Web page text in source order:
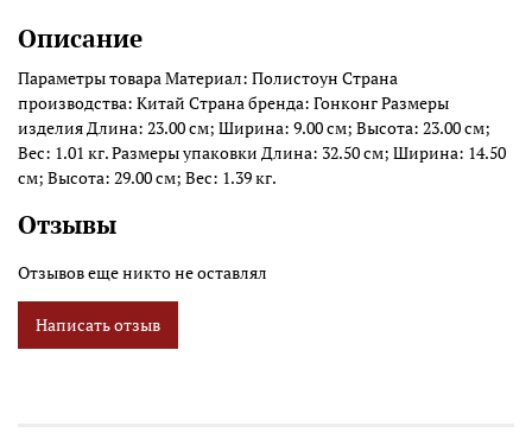
Описание
Параметры товара Материал: Полистоун Страна
производства: Китай Страна бренда: Гонконг Размеры
изделия Длина: 23.00 см; Ширина: 9.00 см; Высота: 23.00 см;
Вес: 1.01 кг. Размеры упаковки Длина: 32.50 см; Ширина: 14.50
см; Высота: 29.00 см; Вес: 1.39 кг.
Отзывы
Отзывов еще никто не оставлял
Написать отзыв